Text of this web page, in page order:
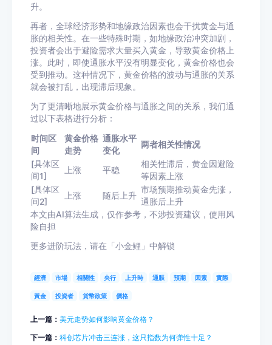
升。
再者，全球经济形势和地缘政治因素也会干扰黄金与通
胀的相关性。在一些特殊时期，如地缘政治冲突加剧，
投资者会出于避险需求大量买入黄金，导致黄金价格上
涨。此时，即使通胀水平没有明显变化，黄金价格也会
受到推动。这种情况下，黄金价格的波动与通胀的关系
就会被打乱，出现滞后现象。
为了更清晰地展示黄金价格与通胀之间的关系，我们通
过以下表格进行分析：
时间区
间
黄金价格
走势
通胀水平
变化
两者相关性情况
[具体区
间1]
上涨 平稳
相关性滞后，黄金因避险
等因素上涨
[具体区
间2]
上涨 随后上升
市场预期推动黄金先涨，
通胀后上升
本文由AI算法生成，仅作参考，不涉投资建议，使用风
险自担
更多进阶玩法，请在「小金鲤」中解锁
經濟 市場 相關性 央行 上升時 通脹 預期 因素 實際
黃金 投資者 貨幣政策 價格
上一篇： 美元走势如何影响黄金价格？
下一篇： 科创芯片冲击三连涨，这只指数为何弹性十足？